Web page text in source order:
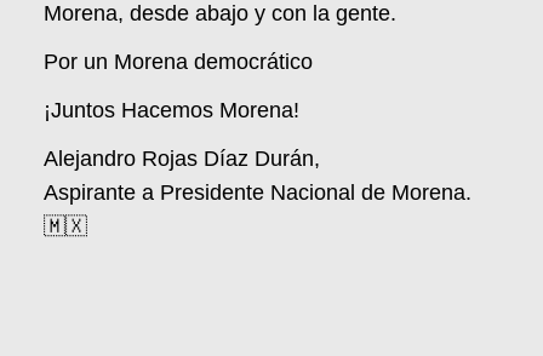
Morena, desde abajo y con la gente.
Por un Morena democrático
¡Juntos Hacemos Morena!
Alejandro Rojas Díaz Durán,
Aspirante a Presidente Nacional de Morena.
🇲🇽